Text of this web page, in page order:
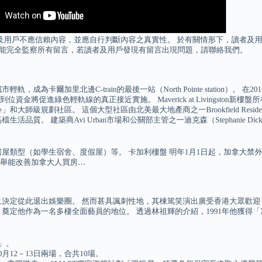
戶不應信賴內容，並應自行判斷內容之真實性。 於有關情形下，讀者及
全監察所有留言，若讀者及用戶發現有留言出現問題，請聯絡我們。
輕軌，成為卡爾加里北邊C-train的最後一站（North Pointe station）。 在
位資金將促進綠色輕軌線的真正接近實施。 Maverick at Livingston新樓
大師級規劃社區。 這個大型社區由北美最大地產商之一Brookfield
活品質。 建築商Avi Urban市場和公關部主管之一迪克森（Stephanie
類型（如學生宿舍、度假屋）等。 卡加利樓盤 明年1月1日起，加拿大禁
能改善加拿大人買房…
定從此退出娛樂圈。 然而甚具諷刺性地，其棟篤笑演出廣受香港大眾歡
定他作為一名多棲全面藝員的地位。 透過林祖輝的介紹，1991年他獲得
。
12－13日兩場，合共10場。